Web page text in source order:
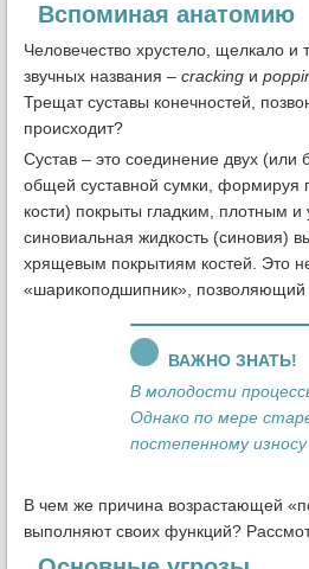
Вспоминая анатомию
Человечество хрустело, щелкало и
звучных названия – cracking и
Трещат суставы конечностей,
происходит?
Сустав – это соединение двух
общей суставной сумки, формируя
кости) покрыты гладким, плотным
синовиальная жидкость (синовия)
хрящевым покрытиям костей. Это
«шарикоподшипник», позволяющий
ВАЖНО ЗНАТЬ!
В молодости
Однако по мере
постепенному
В чем же причина возрастающей
выполняют своих функций?